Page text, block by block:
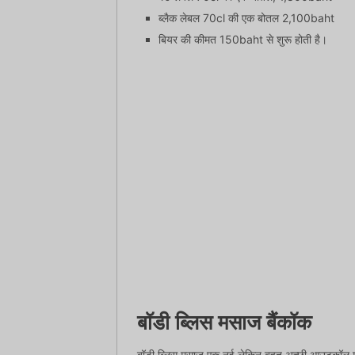
ब्लैक लेबल 70cl की एक बोतल 2,100baht
बियर की कीमत 150baht से शुरू होती है।
बॉडी ब्लिस मसाज बैंकॉक